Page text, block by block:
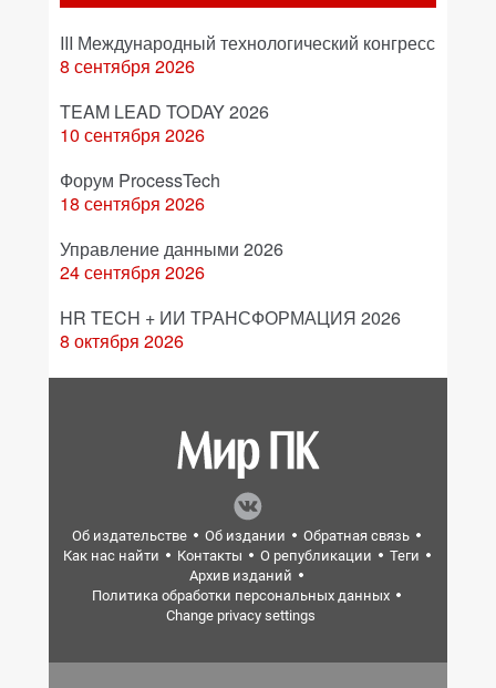
III Международный технологический конгресс
8 сентября 2026
TEAM LEAD TODAY 2026
10 сентября 2026
Форум ProcessTech
18 сентября 2026
Управление данными 2026
24 сентября 2026
HR TECH + ИИ ТРАНСФОРМАЦИЯ 2026
8 октября 2026
Об издательстве Об издании
Обратная связь
Как нас найти
Контакты О републикации
Теги
Архив изданий
Политика обработки персональных данных
Change privacy settings